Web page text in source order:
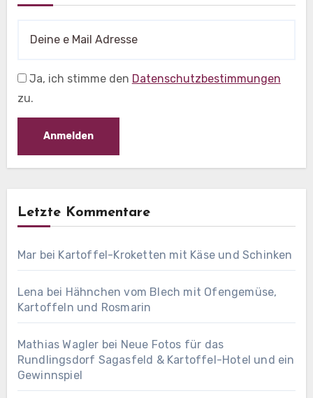
Ja, ich stimme den Datenschutzbestimmungen
zu.
Letzte Kommentare
Mar bei Kartoffel-Kroketten mit Käse und Schinken
Lena bei Hähnchen vom Blech mit Ofengemüse,
Kartoffeln und Rosmarin
Mathias Wagler bei Neue Fotos für das
Rundlingsdorf Sagasfeld & Kartoffel-Hotel und ein
Gewinnspiel